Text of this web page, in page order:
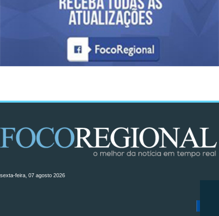
sexta-feira, 07 agosto 2026